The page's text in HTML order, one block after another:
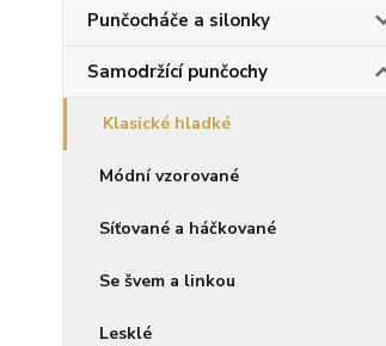
Punčocháče a silonky
Samodržící punčochy
Klasické hladké
Módní vzorované
Síťované a háčkované
Se švem a linkou
Lesklé